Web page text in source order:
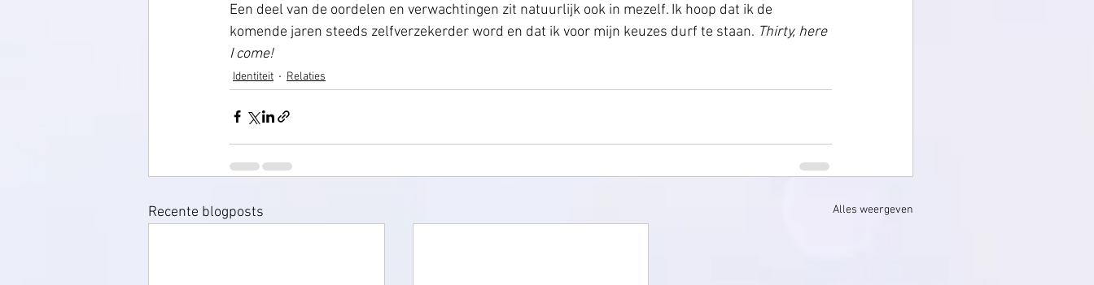
Een deel van de oordelen en verwachtingen zit natuurlijk ook in mezelf. Ik hoop dat ik de
komende jaren steeds zelfverzekerder word en dat ik voor mijn keuzes durf te staan. Thirty, here
I come!
Identiteit Relaties
Recente blogposts Alles weergeven